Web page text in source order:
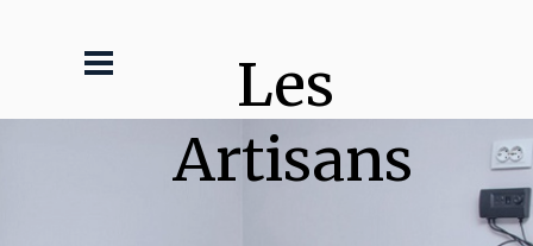
Les
Artisans